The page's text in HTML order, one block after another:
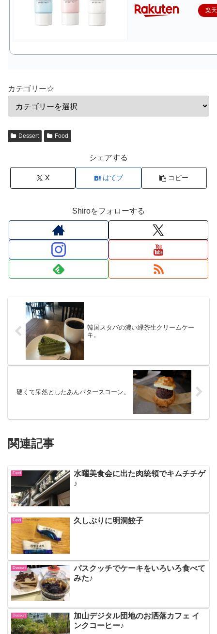
楽
カテゴリー☆
Dessert Food
シェアする
X はてブ コピー
Shiroをフォローする
韓国スタバの濃い緑茶生クリームケー
キ。
硬くて呆然としたあんバタースコーン。
関連記事
Food
水曜美食会に出た肉統領でキムチチゲ
♪
Food 久しぶりに明洞餃子
Dessert
パスクッチでケーキをいろいろ食べて
みた♪
Dessert
加山デジタル団地のお洒落カフェ イ
ンクコーヒー♪